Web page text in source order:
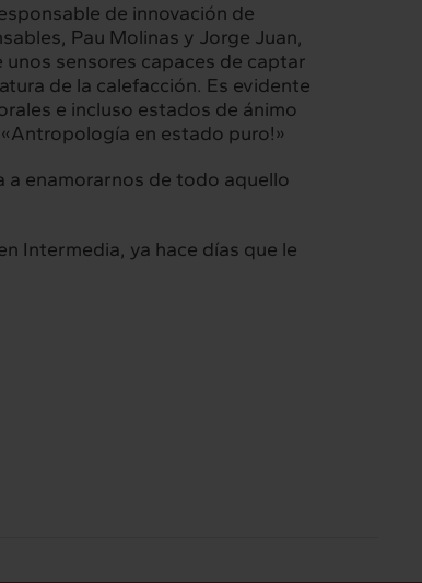
de innovación de
Pau Molinas y Jorge Juan,
sensores capaces de captar
de la calefacción. Es evidente
e incluso estados de ánimo
en estado puro!»
a enamorarnos de todo aquello
Intermedia, ya hace días que le